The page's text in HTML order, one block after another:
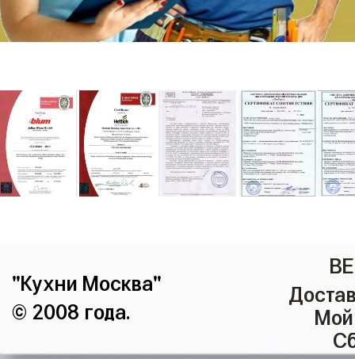
"Кухни Москва"
© 2008 года.